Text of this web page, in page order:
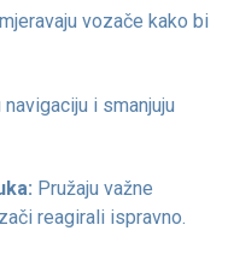
vozače kako bi
navigaciju i smanjuju
Pružaju važne
reagirali ispravno.